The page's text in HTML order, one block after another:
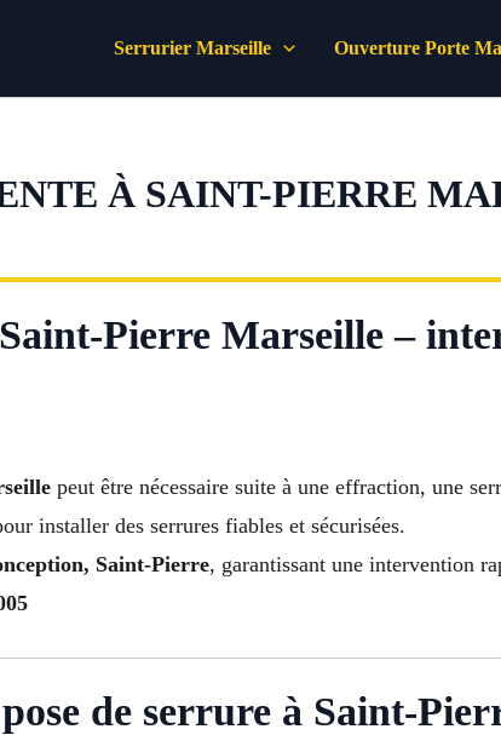
Serrurier Marseille Ouverture Porte
À SAINT-PIERRE
Pierre Marseille –
peut être nécessaire suite à une effraction, une
installer des serrures fiables et sécurisées.
Saint-Pierre, garantissant une intervention
de serrure à Saint-